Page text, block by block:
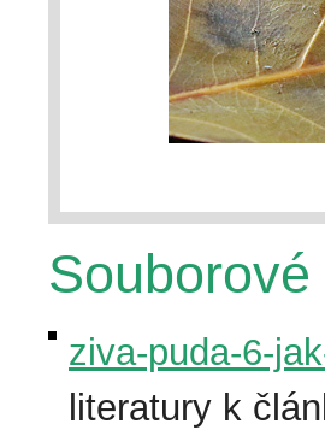
ziva-puda-6-
literatury k